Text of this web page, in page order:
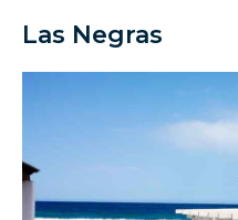
Las Negras